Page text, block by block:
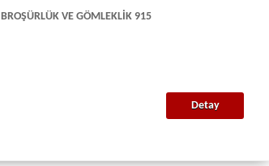
BROŞÜRLÜK VE GÖMLEKLIK 915
Detay